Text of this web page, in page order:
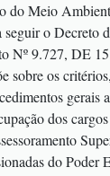
do Meio
o Decreto
Nº 9.727, DE
sobre os
gerais
dos
do Poder